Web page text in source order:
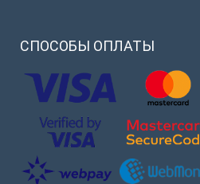
СПОСОБЫ ОПЛАТЫ